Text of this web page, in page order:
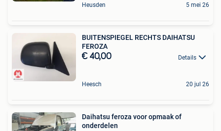
Heusden 5 mei 26
BUITENSPIEGEL RECHTS DAIHATSU
FEROZA
€ 40,00 Details
Heesch 20 jul 26
Daihatsu feroza voor opmaak of
onderdelen